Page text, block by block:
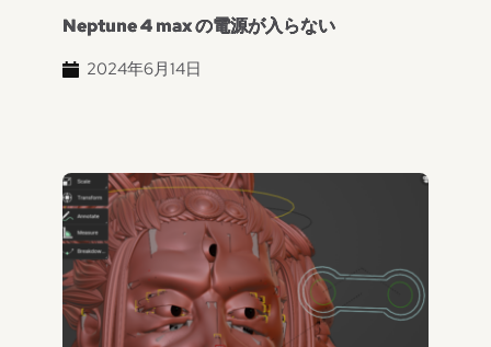
Neptune 4 max の電源が入らない
2024年6月14日